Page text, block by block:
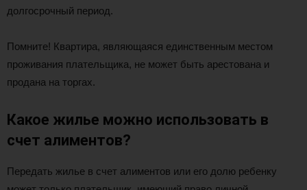
долгосрочный период.
Помните! Квартира, являющаяся единственным местом
проживания плательщика, не может быть арестована и
продана на торгах.
Какое жилье можно использовать в
счет алиментов?
Передать жилье в счет алиментов или его долю ребенку